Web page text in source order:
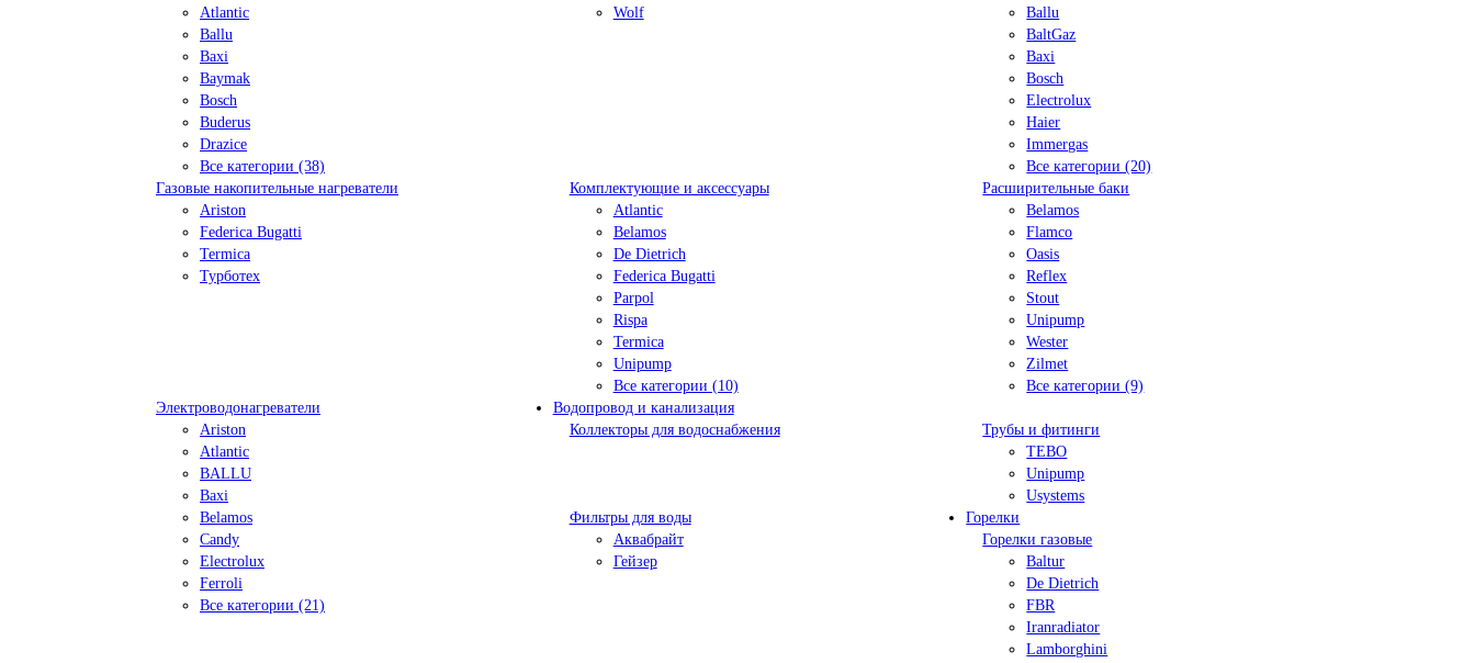
Atlantic
Ballu
Baxi
Baymak
Bosch
Buderus
Drazice
Все категории (38)
Wolf
Ballu
BaltGaz
Baxi
Bosсh
Electrolux
Haier
Immergas
Все категории (20)
Газовые накопительные нагреватели
Ariston
Federica Bugatti
Termica
Турботех
Комплектующие и аксессуары
Atlantic
Belamos
De Dietrich
Federica Bugatti
Parpol
Rispa
Termica
Unipump
Все категории (10)
Расширительные баки
Belamos
Flamco
Oasis
Reflex
Stout
Unipump
Wester
Zilmet
Все категории (9)
Электроводонагреватели
Ariston
Atlantic
BALLU
Baxi
Belamos
Candy
Electrolux
Ferroli
Все категории (21)
Водопровод и канализация
Коллекторы для водоснабжения
Трубы и фитинги
TEBO
Unipump
Usystems
Фильтры для воды
Аквабрайт
Гейзер
Горелки
Горелки газовые
Baltur
De Dietrich
FBR
Iranradiator
Lamborghini